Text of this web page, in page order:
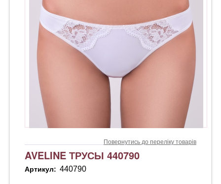
Повернутись до переліку товарів
AVELINE ТРУСЫ 440790
Артикул: 440790